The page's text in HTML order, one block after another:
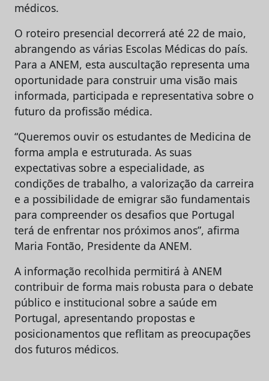
médicos.
O roteiro presencial decorrerá até 22 de maio,
abrangendo as várias Escolas Médicas do país.
Para a ANEM, esta auscultação representa uma
oportunidade para construir uma visão mais
informada, participada e representativa sobre o
futuro da profissão médica.
“Queremos ouvir os estudantes de Medicina de
forma ampla e estruturada. As suas
expectativas sobre a especialidade, as
condições de trabalho, a valorização da carreira
e a possibilidade de emigrar são fundamentais
para compreender os desafios que Portugal
terá de enfrentar nos próximos anos”, afirma
Maria Fontão, Presidente da ANEM.
A informação recolhida permitirá à ANEM
contribuir de forma mais robusta para o debate
público e institucional sobre a saúde em
Portugal, apresentando propostas e
posicionamentos que reflitam as preocupações
dos futuros médicos.